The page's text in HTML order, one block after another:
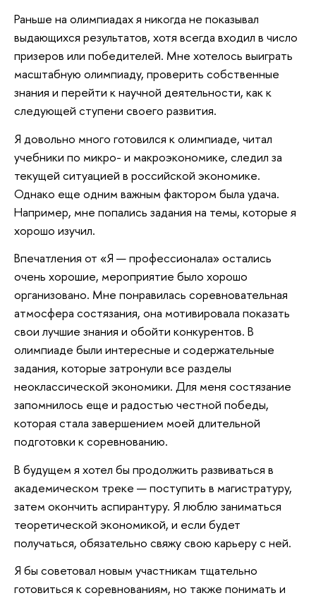
Раньше на олимпиадах я никогда не показывал
выдающихся результатов, хотя всегда входил в число
призеров или победителей. Мне хотелось выиграть
масштабную олимпиаду, проверить собственные
знания и перейти к научной деятельности, как к
следующей ступени своего развития.
Я довольно много готовился к олимпиаде, читал
учебники по микро- и макроэкономике, следил за
текущей ситуацией в российской экономике.
Однако еще одним важным фактором была удача.
Например, мне попались задания на темы, которые я
хорошо изучил.
Впечатления от «Я — профессионала» остались
очень хорошие, мероприятие было хорошо
организовано. Мне понравилась соревновательная
атмосфера состязания, она мотивировала показать
свои лучшие знания и обойти конкурентов. В
олимпиаде были интересные и содержательные
задания, которые затронули все разделы
неоклассической экономики. Для меня состязание
запомнилось еще и радостью честной победы,
которая стала завершением моей длительной
подготовки к соревнованию.
В будущем я хотел бы продолжить развиваться в
академическом треке — поступить в магистратуру,
затем окончить аспирантуру. Я люблю заниматься
теоретической экономикой, и если будет
получаться, обязательно свяжу свою карьеру с ней.
Я бы советовал новым участникам тщательно
готовиться к соревнованиям, но также понимать и